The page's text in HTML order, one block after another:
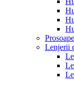
Lenjerii